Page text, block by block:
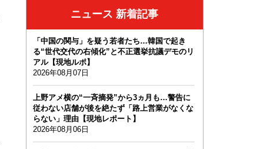
ニュース 新着記事
「中国の関与」を疑う若者たち…韓国で起き
る“世代交代の右傾化”と不正選挙抗議デモのリ
アル【現地ルポ】
2026年08月07日
上野アメ横の“一斉摘発”から3ヵ月も…警告に
従わない店舗が後を絶たず「路上営業がなくな
らない」理由【現地レポート】
2026年08月06日